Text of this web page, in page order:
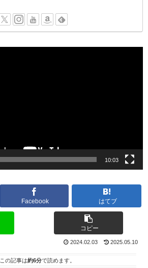
10:03
Facebook はてブ
コピー
2024.02.03 2025.05.10
この記事は約6分で読めます。